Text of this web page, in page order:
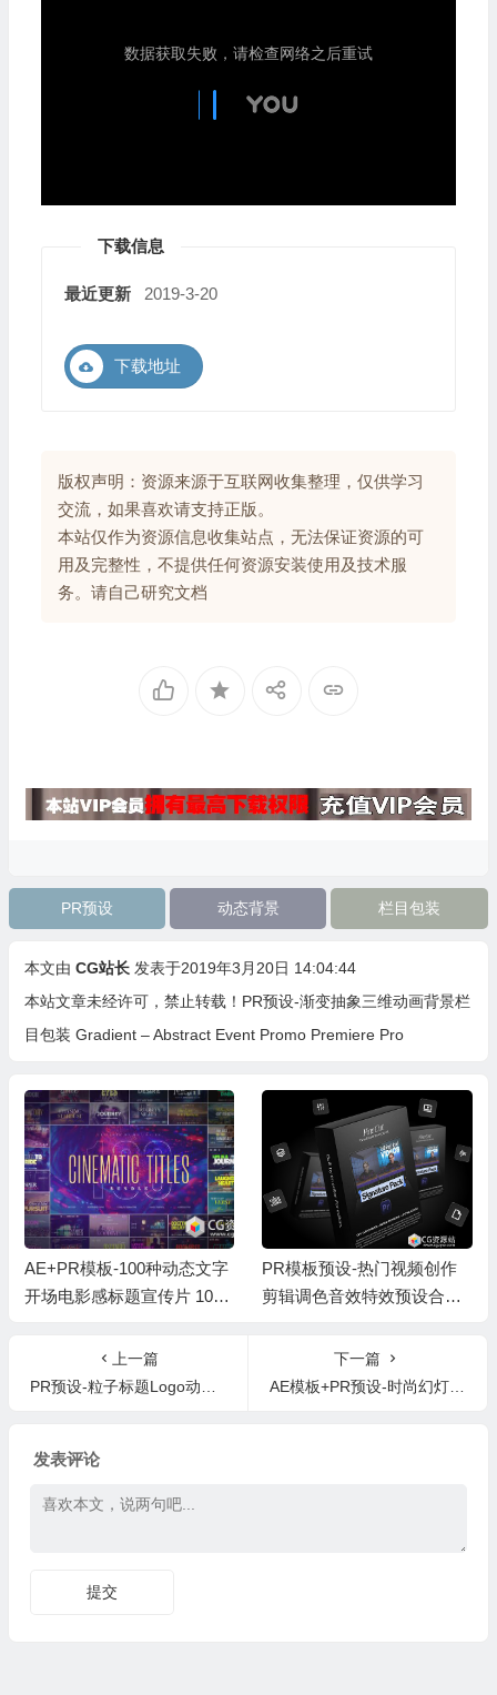
下载信息
最近更新 2019-3-20
下载地址
版权声明：资源来源于互联网收集整理，仅供学习
交流，如果喜欢请支持正版。
本站仅作为资源信息收集站点，无法保证资源的可
用及完整性，不提供任何资源安装使用及技术服
务。请自己研究文档
PR预设 动态背景 栏目包装
本文由 CG站长 发表于2019年3月20日 14:04:44
本站文章未经许可，禁止转载！ PR预设-渐变抽象三维动画背景栏
目包装 Gradient – Abstract Event Promo Premiere Pro
AE+PR模板-100种动态文字
开场电影感标题宣传片 100
PR模板预设-热门视频创作
剪辑调色音效特效预设合集
gnature Pack + Tutorials
上一篇
PR预设-粒子标题Logo动画 Particle Swish Title
下一篇
AE模板+PR预设-时尚幻灯片快速视频片头 Fast Opener
发表评论